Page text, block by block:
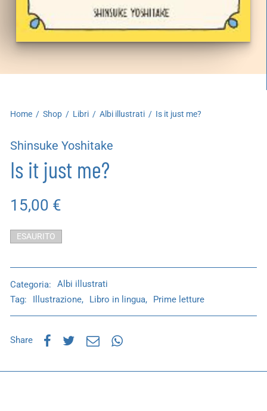
Home / Shop / Libri / Albi illustrati / Is it just me?
Shinsuke Yoshitake
Is it just me?
15,00 €
ESAURITO
Categoria:
Albi illustrati
Tag:
Illustrazione, Libro in lingua, Prime letture
Share